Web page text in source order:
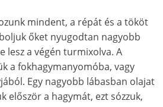
mindent, a répát és a tököt
őket nyugodtan nagyobb
lesz a végén turmixolva. A
ka fokhagymanyomóba, vagy
Egy nagyobb lábasban olajat
először a hagymát, ezt sózzuk,